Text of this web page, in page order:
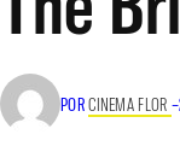
PORCINEMA FLOR –